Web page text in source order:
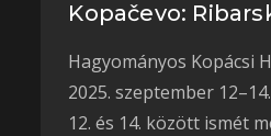
Kopačevo:
Hagyományos Kopácsi
2025. szeptember
12. és 14. között ismét